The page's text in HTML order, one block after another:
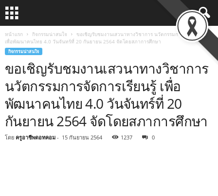
หน้าแรก กิจกรรมน่าสนใจ
ขอเชิญรับชมงานเสวนาทางวิชาการ นวัตกรรมการจัดการเรียนรู้
เพื่อพัฒนาคนไทย 4.0 วันจันทร์ที่ 20 กันยายน 2564 จัดโดยสภาการศึกษา
กิจกรรมน่าสนใจ
ขอเชิญรับชมงานเสวนาทางวิชาการ
นวัตกรรมการจัดการเรียนรู้ เพื่อ
พัฒนาคนไทย 4.0 วันจันทร์ที่ 20
กันยายน 2564 จัดโดยสภาการศึกษา
โดย ครูอาชีพดอทคอม - 15 กันยายน 2564 1237 0